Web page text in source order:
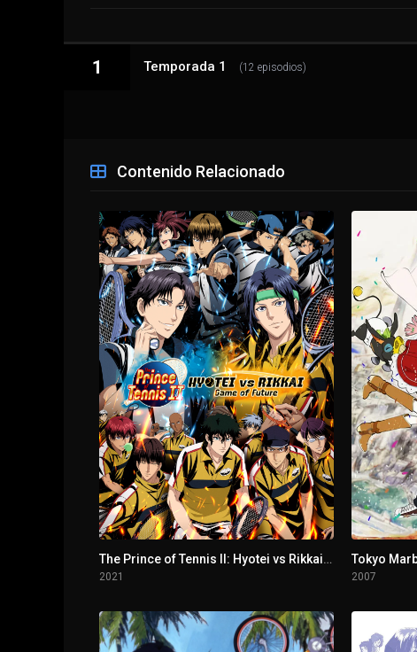
1 Temporada 1 (12 episodios)
1 - 1 Demonios
1 - 2 Gula
1 - 3 Avaricia
1 - 4 Envidia
1 - 5 Ángel
1 - 6 Amor y odio
1 - 7 Humano
1 - 8 Intenciones verdaderas
1 - 9 Padre
1 - 10
1 - 11 Juego
Contenido Relacionado
The Prince of Tennis II: Hyotei vs Rikkai - Game of Future
2021
Tokyo
2007